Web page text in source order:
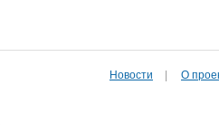
Новости О